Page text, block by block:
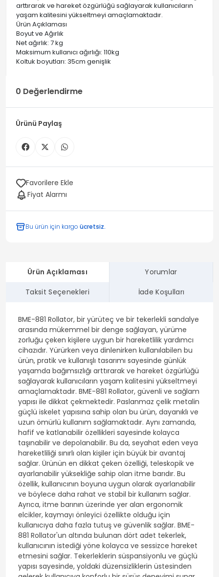
arttırarak ve hareket özgürlüğü sağlayarak kullanıcıların
yaşam kalitesini yükseltmeyi amaçlamaktadır.
Ürün Açıklaması
Boyut ve Ağırlık
Net ağırlık: 7 kg
Maksimum kullanıcı ağırlığı: 110kg
Koltuk boyutları: 35cm genişlik
0 Değerlendirme
Ürünü Paylaş
Favorilere Ekle
Fiyat Alarmı
Bu ürün için kargo ücretsiz.
Ürün Açıklaması Yorumlar
Taksit Seçenekleri İade Koşulları
BME-881 Rollator, bir yürüteç ve bir tekerlekli sandalye
arasında mükemmel bir denge sağlayan, yürüme
zorluğu çeken kişilere uygun bir hareketlilik yardımcı
cihazıdır. Yürürken veya dinlenirken kullanılabilen bu
ürün, pratik ve kullanışlı tasarımı sayesinde günlük
yaşamda bağımsızlığı arttırarak ve hareket özgürlüğü
sağlayarak kullanıcıların yaşam kalitesini yükseltmeyi
amaçlamaktadır. BME-881 Rollator, güvenli ve sağlam
yapısı ile dikkat çekmektedir. Paslanmaz çelik metalin
güçlü iskelet yapısına sahip olan bu ürün, dayanıklı ve
uzun ömürlü kullanım sağlamaktadır. Aynı zamanda,
hafif ve katlanabilir özellikleri sayesinde kolayca
taşınabilir ve depolanabilir. Bu da, seyahat eden veya
hareketliliği sınırlı olan kişiler için büyük bir avantaj
sağlar. Ürünün en dikkat çeken özelliği, teleskopik ve
ayarlanabilir yüksekliğe sahip olan itme barıdır. Bu
özellik, kullanıcının boyuna uygun olarak ayarlanabilir
ve böylece daha rahat ve stabil bir kullanım sağlar.
Ayrıca, itme barının üzerinde yer alan ergonomik
elcikler, kaymayı önleyici özellikte olduğu için
kullanıcıya daha fazla tutuş ve güvenlik sağlar. BME-
881 Rollator'un altında bulunan dört adet tekerlek,
kullanıcının istediği yöne kolayca ve sessizce hareket
etmesini sağlar. Tekerleklerin süspansiyonlu ve güçlü
yapısı sayesinde, yoldaki düzensizliklerin üstesinden